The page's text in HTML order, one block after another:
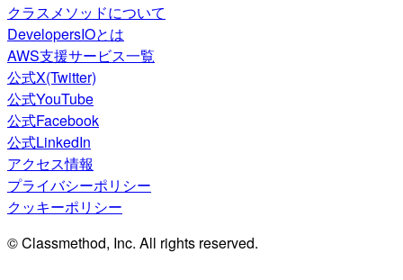
クラスメソッドについて
DevelopersIOとは
AWS支援サービス一覧
公式X(Twitter)
公式YouTube
公式Facebook
公式LinkedIn
アクセス情報
プライバシーポリシー
クッキーポリシー
© Classmethod, Inc. All rights reserved.